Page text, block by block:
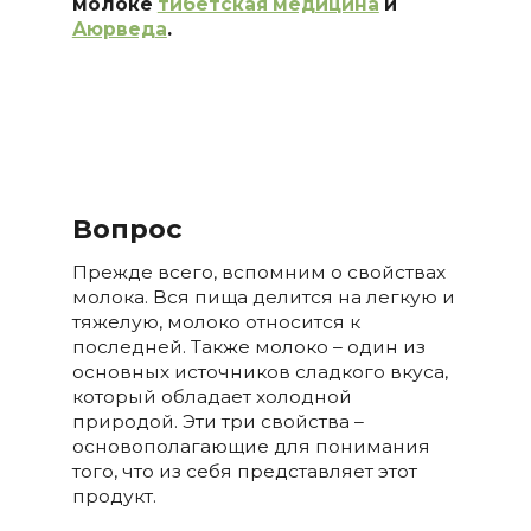
Аюрведа.
Вопрос
Прежде всего, вспомним о свойствах
молока. Вся пища делится на легкую и
тяжелую, молоко относится к
последней. Также молоко – один из
основных источников сладкого вкуса,
который обладает холодной
природой. Эти три свойства –
основополагающие для понимания
того, что из себя представляет этот
продукт.